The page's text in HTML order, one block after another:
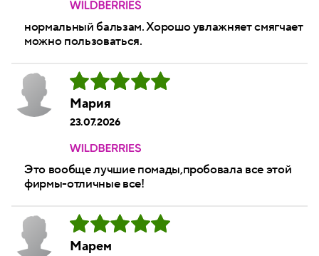
нормальный бальзам. Хорошо увлажняет смягчает
можно пользоваться.
Мария
23.07.2026
Это вообще лучшие помады,пробовала все этой
фирмы-отличные все!
Марем